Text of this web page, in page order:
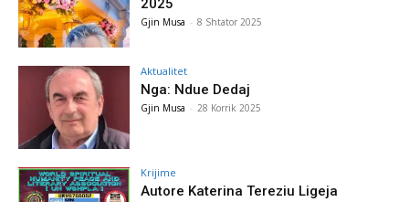
2025
Gjin Musa - 8 Shtator 2025
Aktualitet
Nga: Ndue Dedaj
Gjin Musa - 28 Korrik 2025
Krijime
Autore Katerina Tereziu Ligeja